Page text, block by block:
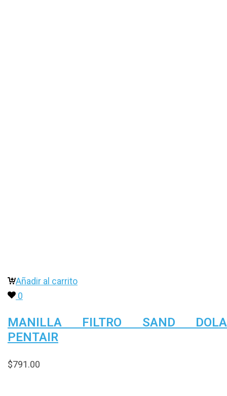
Añadir al carrito
0
MANILLA FILTRO SAND
PENTAIR
$791.00